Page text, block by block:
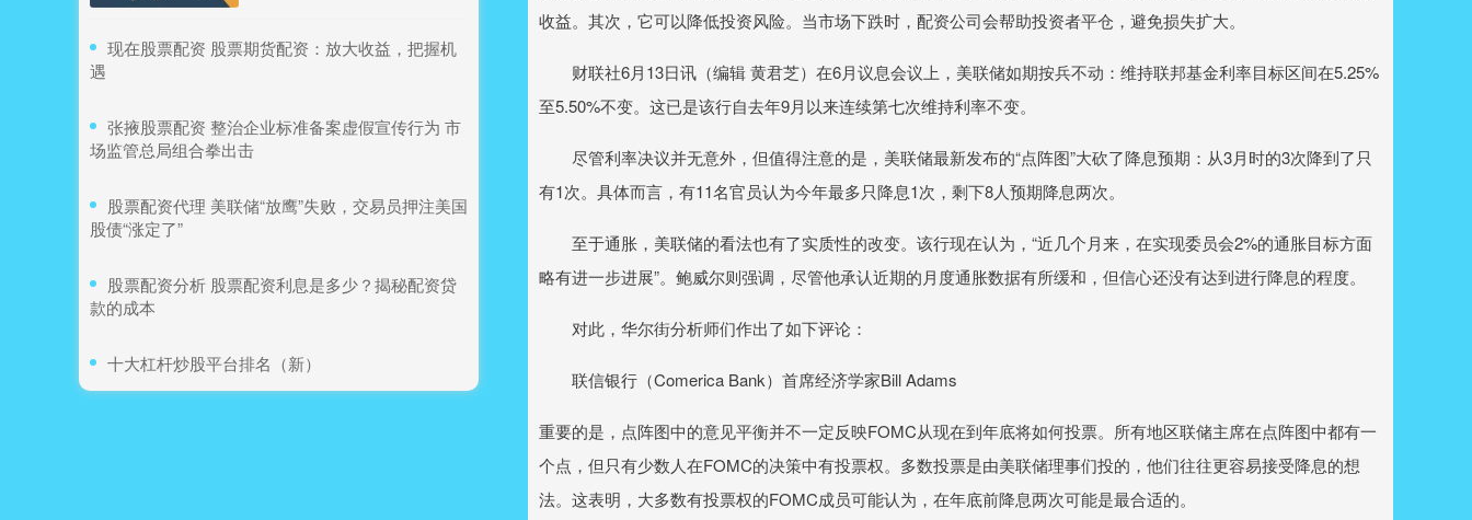
收益。其次，它可以降低投资风险。当市场下跌时，配资公司会帮助投资者平仓，避免损失扩大。
财联社6月13日讯（编辑 黄君芝）在6月议息会议上，美联储如期按兵不动：维持联邦基金利率目标区间在5.25%
至5.50%不变。这已是该行自去年9月以来连续第七次维持利率不变。
尽管利率决议并无意外，但值得注意的是，美联储最新发布的“点阵图”大砍了降息预期：从3月时的3次降到了只
有1次。具体而言，有11名官员认为今年最多只降息1次，剩下8人预期降息两次。
至于通胀，美联储的看法也有了实质性的改变。该行现在认为，“近几个月来，在实现委员会2%的通胀目标方面
略有进一步进展”。鲍威尔则强调，尽管他承认近期的月度通胀数据有所缓和，但信心还没有达到进行降息的程度。
对此，华尔街分析师们作出了如下评论：
联信银行（Comerica Bank）首席经济学家Bill Adams
重要的是，点阵图中的意见平衡并不一定反映FOMC从现在到年底将如何投票。所有地区联储主席在点阵图中都有一
个点，但只有少数人在FOMC的决策中有投票权。多数投票是由美联储理事们投的，他们往往更容易接受降息的想
法。这表明，大多数有投票权的FOMC成员可能认为，在年底前降息两次可能是最合适的。
​现在股票配资 股票期货配资：放大收益，把握机
遇
​张掖股票配资 整治企业标准备案虚假宣传行为 市
场监管总局组合拳出击
​股票配资代理 美联储“放鹰”失败，交易员押注美国
股债“涨定了”
​股票配资分析 股票配资利息是多少？揭秘配资贷
款的成本
​十大杠杆炒股平台排名（新）